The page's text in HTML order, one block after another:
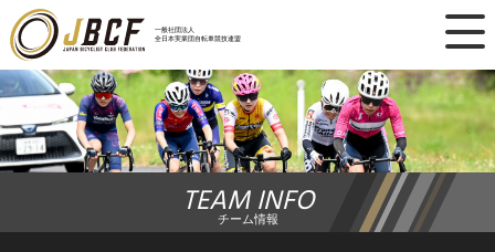
一般社団法人
全日本実業団自転車競技連盟
×
ニュース
レース日程
ランキング
TEAM INFO
チーム情報